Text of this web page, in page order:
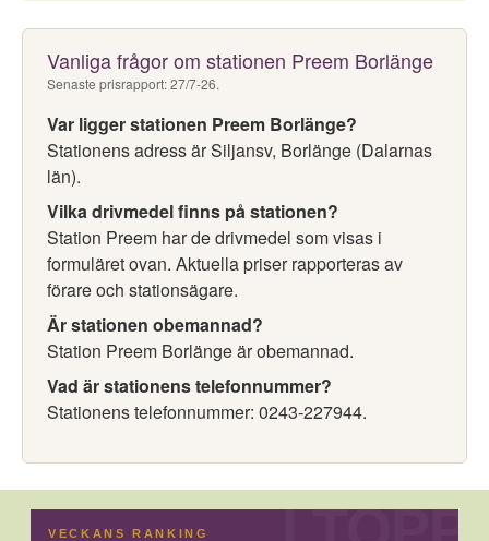
Vanliga frågor om stationen Preem Borlänge
Senaste prisrapport: 27/7-26.
Var ligger stationen Preem Borlänge?
Stationens adress är Siljansv, Borlänge (Dalarnas
län).
Vilka drivmedel finns på stationen?
Station Preem har de drivmedel som visas i
formuläret ovan. Aktuella priser rapporteras av
förare och stationsägare.
Är stationen obemannad?
Station Preem Borlänge är obemannad.
Vad är stationens telefonnummer?
Stationens telefonnummer: 0243-227944.
VECKANS RANKING